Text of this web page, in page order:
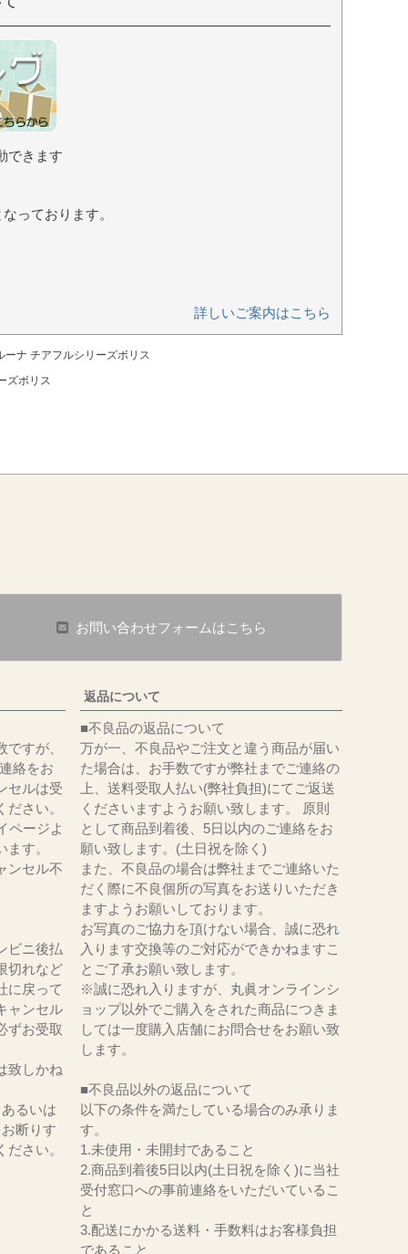
できます
っております。
詳しいご案内はこちら
ナ チアフルシリーズボリス
ズボリス
お問い合わせフォームはこちら
すが、
絡をお
セルは受
さい。
ページよ
す。
ンセル不
ビニ後払
切れなど
に戻って
ャンセル
ずお受取
致しかね
るいは
断りす
さい。
返品について
■不良品の返品について
万が一、不良品やご注文と違う商品が届い
た場合は、お手数ですが弊社までご連絡の
上、送料受取人払い(弊社負担)にてご返送
くださいますようお願い致します。 原則
として商品到着後、5日以内のご連絡をお
願い致します。(土日祝を除く)
また、不良品の場合は弊社までご連絡いた
だく際に不良個所の写真をお送りいただき
ますようお願いしております。
お写真のご協力を頂けない場合、誠に恐れ
入ります交換等のご対応ができかねますこ
とご了承お願い致します。
※誠に恐れ入りますが、丸眞オンラインシ
ョップ以外でご購入をされた商品につきま
しては一度購入店舗にお問合せをお願い致
します。
■不良品以外の返品について
以下の条件を満たしている場合のみ承りま
す。
1.未使用・未開封であること
2.商品到着後5日以内(土日祝を除く)に当社
受付窓口への事前連絡をいただいているこ
と
3.配送にかかる送料・手数料はお客様負担
であること